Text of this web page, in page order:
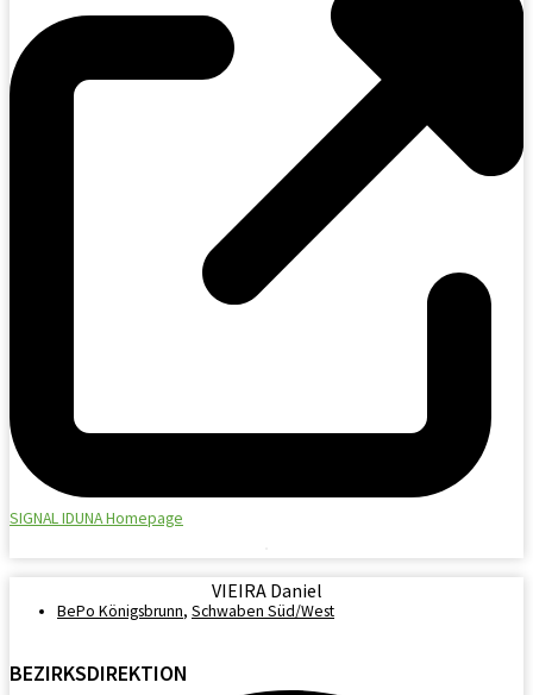
SIGNAL IDUNA Homepage
VIEIRA Daniel
BePo Königsbrunn, Schwaben Süd/West
BEZIRKSDIREKTION